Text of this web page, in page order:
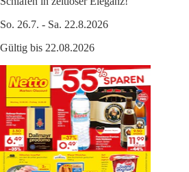
So. 26.7. - Sa. 22.8.2026
Gültig bis 22.08.2026